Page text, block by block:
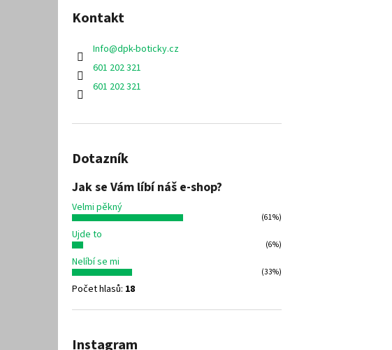
Kontakt
Info@dpk-boticky.cz
601 202 321
601 202 321
Dotazník
Jak se Vám líbí náš e-shop?
Velmi pěkný
(61%)
Ujde to
(6%)
Nelíbí se mi
(33%)
Počet hlasů: 18
Instagram